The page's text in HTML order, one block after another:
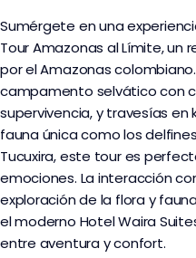
Sumérgete en una
Tour Amazonas al Límite, un
por el Amazonas
campamento selvático con
supervivencia, y travesías
fauna única como los
Tucuxira, este tour es
emociones. La interacción
exploración de la flora y
el moderno Hotel Waira
entre aventura y confort.